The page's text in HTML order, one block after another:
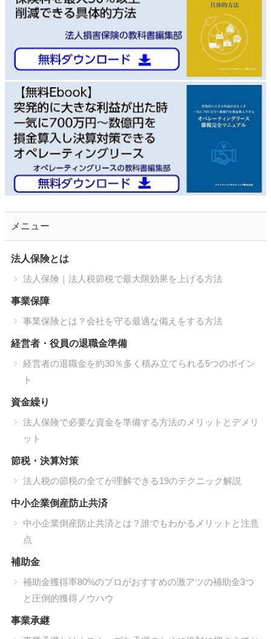
メニュー
法人保険とは
法人保険｜法人税節税で最大限効果を上げる方法
事業保障
事業保険とは？会社を守る最適な備えをする方法
経営者・役員の退職金準備
経営者の退職金を約30％多く積み立てられる5つのポイン
ト
資金繰り
法人保険で必要な資金を準備する方法のメリットとデメリ
ット
節税・決算対策
法人税の節税の全てが理解できる19のテクニック解説
中小企業倒産防止共済
中小企業倒産防止共済とは？誰でもわかるメリットと注意
点
補助金
補助金獲得率80%のプロがおすすめの激アツの補助金3つ
と圧倒的獲得ノウハウ
事業承継